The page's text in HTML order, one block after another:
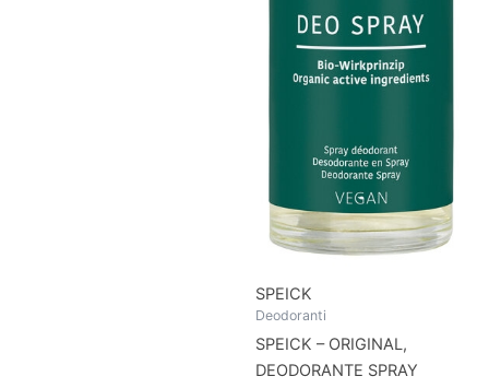
SPEICK
Deodoranti
SPEICK – ORIGINAL,
DEODORANTE SPRAY